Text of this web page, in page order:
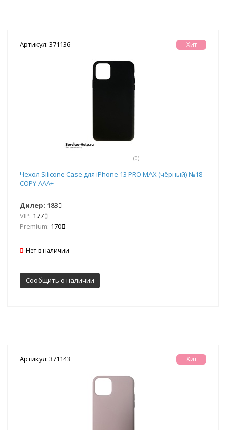
Артикул: 371136
(0)
Хит
Чехол Silicone Case для iPhone 13 PRO MAX (чёрный) №18
COPY AAA+
Дилер: 183
VIP: 177
Premium: 170
Нет в наличии
Сообщить о наличии
Артикул: 371143 Хит